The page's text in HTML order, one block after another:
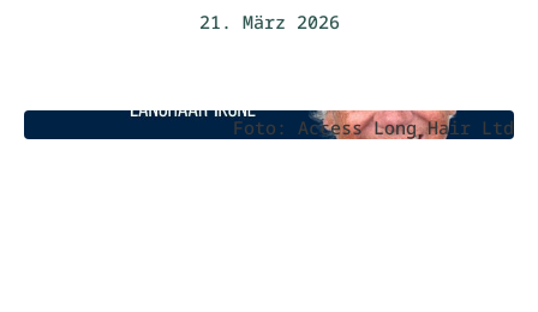
21. März 2026
Foto: Access Long Hair Ltd